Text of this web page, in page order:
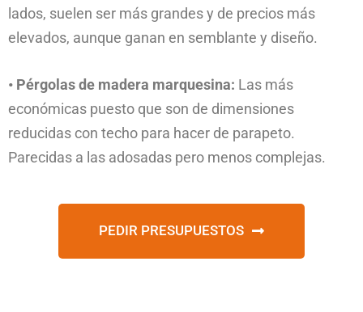
lados, suelen ser más grandes y de precios más
elevados, aunque ganan en semblante y diseño.
• Pérgolas de madera marquesina: Las más
económicas puesto que son de dimensiones
reducidas con techo para hacer de parapeto.
Parecidas a las adosadas pero menos complejas.
PEDIR PRESUPUESTOS